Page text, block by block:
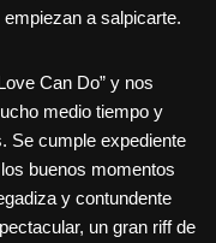
a salpicarte.
Can Do” y nos
medio tiempo y
Se cumple expediente
buenos momentos
y contundente
un gran riff de